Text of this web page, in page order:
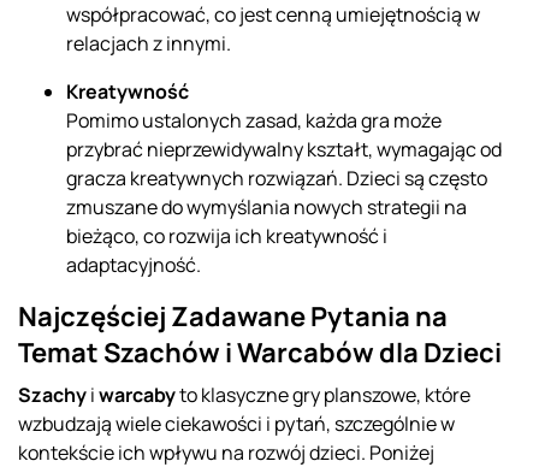
współpracować, co jest cenną umiejętnością w
relacjach z innymi.
Kreatywność
Pomimo ustalonych zasad, każda gra może
przybrać nieprzewidywalny kształt, wymagając od
gracza kreatywnych rozwiązań. Dzieci są często
zmuszane do wymyślania nowych strategii na
bieżąco, co rozwija ich kreatywność i
adaptacyjność.
Najczęściej Zadawane Pytania na
Temat Szachów i Warcabów dla Dzieci
Szachyiwarcabyto klasyczne gry planszowe, które
wzbudzają wiele ciekawości i pytań, szczególnie w
kontekście ich wpływu na rozwój dzieci. Poniżej